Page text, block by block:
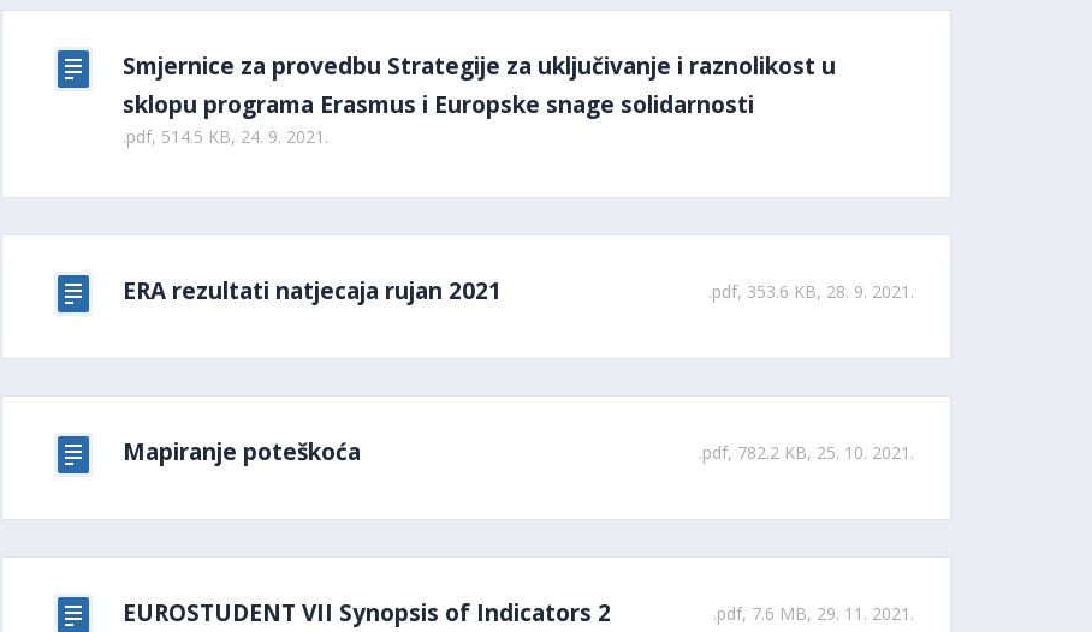
Smjernice za provedbu Strategije za uključivanje i raznolikost u
sklopu programa Erasmus i Europske snage solidarnosti
.pdf, 514.5 KB, 24. 9. 2021.
ERA rezultati natjecaja rujan 2021 .pdf, 353.6 KB, 28. 9. 2021.
Mapiranje poteškoća .pdf, 782.2 KB, 25. 10. 2021.
EUROSTUDENT VII Synopsis of Indicators 2 .pdf, 7.6 MB, 29. 11. 2021.